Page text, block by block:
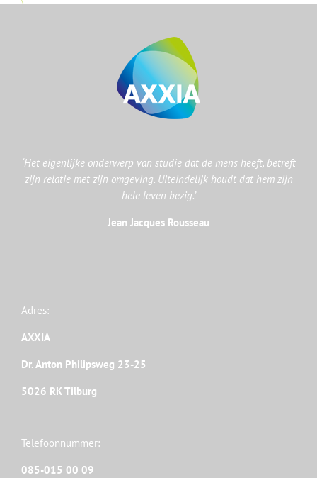
‘Het eigenlijke onderwerp van studie dat de mens heeft, betreft
zijn relatie met zijn omgeving. Uiteindelijk houdt dat hem zijn
hele leven bezig.’
Jean Jacques Rousseau
Adres:
AXXIA
Dr. Anton Philipsweg 23-25
5026 RK Tilburg
Telefoonnummer:
085-015 00 09